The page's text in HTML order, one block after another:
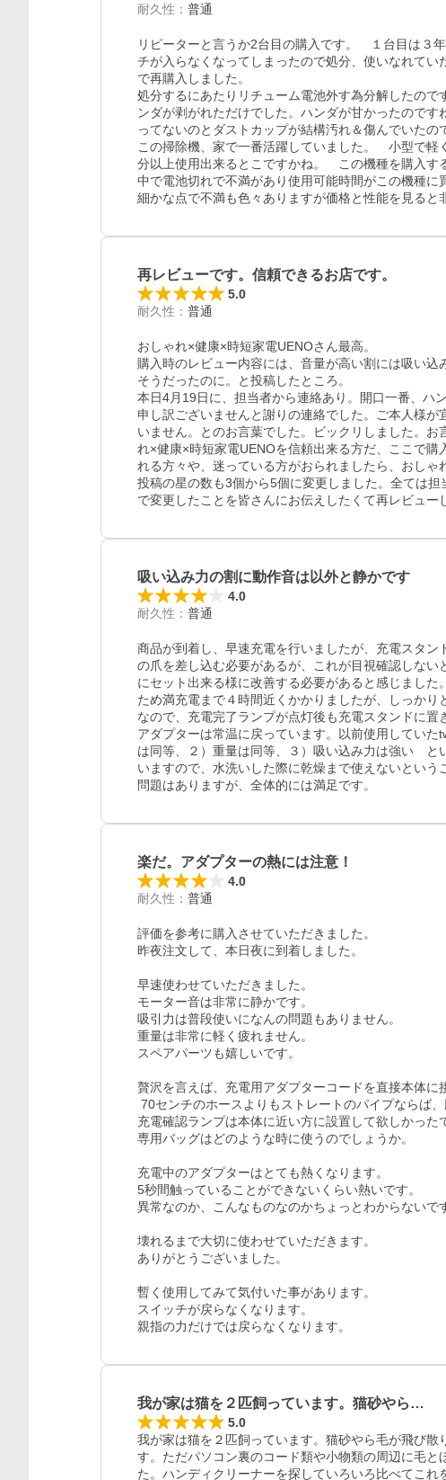
耐久性 ： 普通
リピーターと言うか2台目の購入です。　１台目は３
チが入らなくなってしまったので処分、使いなれて
で再購入しました。
処分するにあたりリチューム電池外す為分解したの
ンダが剥がれただけでした。ハンダが甘かったので
ってないのとダストカップが結構汚れ＆傷んでいたの
この掃除機、家で一番活躍していました。　小型で
分以上使用出来るとこですかね。　この機種を購入
中で電池切れで不満があり使用可能時間がこの機種に
細かな点で不満も色々ありますが価格と性能を見ると
再レビューです。信頼できるお店です。
5.0
耐久性 ： 普通
おしゃれ×健康×時短家電UENOさん最高。
購入時のレビュー内容には、音量が高い割には吸い
そうだったのに。と投稿したところ。
本日4月19日に、担当者から連絡あり。開口一番、ハ
申し訳ございませんと謝りの連絡でした。ご本人様
いません。とのお言葉でした。ビックリしました。
れ×健康×時短家電UENOを信頼出来る方だ、ここで
れる方々や、迷っている方がおられましたら、おしゃ
投稿の星の数も3個から5個に変更しました。全ては
で変更したことを皆さんにお伝えしたくて再レビュー
吸い込み力の割に動作音は以外と静かです
4.0
耐久性 ： 普通
商品が到着し、早速充電を行いましたが、充電スタ
の爪を差し込む必要があるが、これが目視確認しな
にセット出来る様に改善する必要があると感じまし
ため満充電まで４時間近くかかりましたが、しっか
なので、充電完了ランプが点灯後も充電スタンドに
アダプターは常温に戻っています。以前使用してい
は同等、２）重量は同等、３）吸い込み力は強い　
いますので、水洗いした際に乾燥まで使えないとい
問題はありますが、全体的には満足です。
楽だ。アダプターの熱には注意！
4.0
耐久性 ： 普通
評価を参考に購入させていただきました。
昨夜注文して、本日夜に到着しました。
早速使わせていただきました。
モーター音は非常に静かです。
吸引力は普段使いになんの問題もありません。
重量は非常に軽く疲れません。
スペアパーツも嬉しいです。
贅沢を言えば、充電用アダプターコードを直接本体に
充電確認ランプは本体に近い方に設置して欲しかった
専用バッグはどのような時に使うのでしょうか。
充電中のアダプターはとても熱くなります。
5秒間触っていることができないくらい熱いです。
異常なのか、こんなものなのかちょっとわからないで
壊れるまで大切に使わせていただきます。
ありがとうございました。
暫く使用してみて気付いた事があります。
スイッチが戻らなくなります。
親指の力だけでは戻らなくなります。
我が家は猫を２匹飼っています。猫砂やら…
5.0
我が家は猫を２匹飼っています。猫砂やら毛が飛び
す。ただパソコン裏のコード類や小物類の周辺に毛
た。ハンディクリーナーを探していろいろ比べてこ